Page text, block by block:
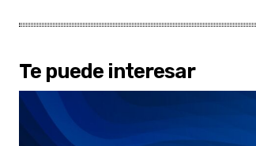
Te puede interesar